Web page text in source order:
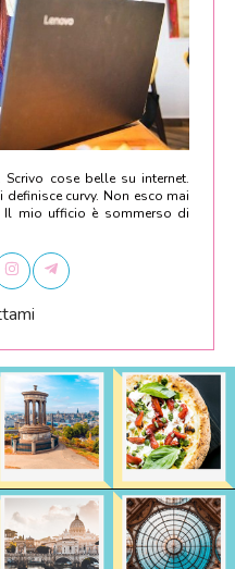
cose belle su internet.
definisce curvy. Non esco mai
mio ufficio è sommerso di